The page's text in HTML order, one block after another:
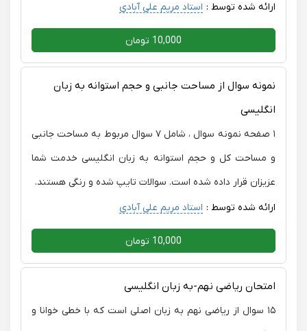
ارائه شده توسط : استاد مریم علی آبادی
10,000 تومان
نمونه سوال از مساحت جانبی و حجم استوانه به زبان
انگلیسی
۱ صفحه نمونه سوال ، شامل ۷ سوال مربوط به مساحت جانبی
و مساحت کل و حجم استوانه به زبان انگلیسی خدمت شما
عزیزان قرار داده شده است. سوالات تایپ شده و رنگی هستند.
ارائه شده توسط : استاد مریم علی آبادی
10,000 تومان
امتحان ریاضی نهم-به زبان انگلیسی
۱۵ سوال از ریاضی نهم به زبان اصلی است که با خطی خوانا و